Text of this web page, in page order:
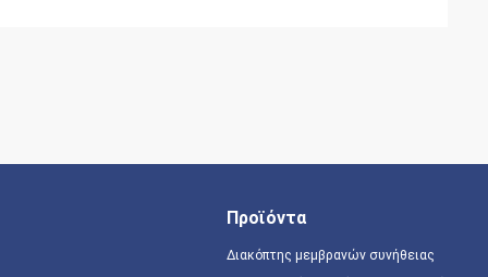
Προϊόντα
Διακόπτης μεμβρανών συνήθειας